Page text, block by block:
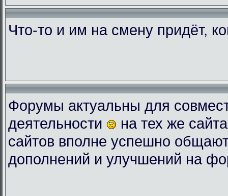
Что-то и им на смену придёт,
Форумы актуальны для
деятельности
на тех же
сайтов вполне успешно
дополнений и улучшений на